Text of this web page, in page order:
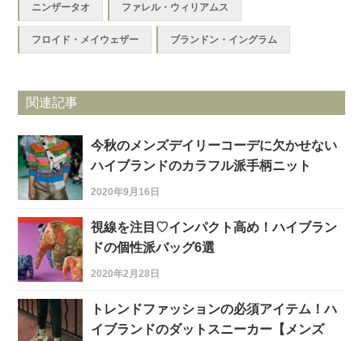
ニンザータオ ファレル・ウィリアムス
フロイド・メイウェザー ブランドン・イングラム
関連記事
今秋のメンズデイリーコーデに欠かせない
ハイブランドのカラフル派手柄ニット
2020年9月16日
視線を注目♡インパクト高め！ハイブラン
ドの個性派バッグ6選
2020年2月28日
トレンドファッションの必須アイテム！ハ
イブランドのダットスニーカー【メンズ